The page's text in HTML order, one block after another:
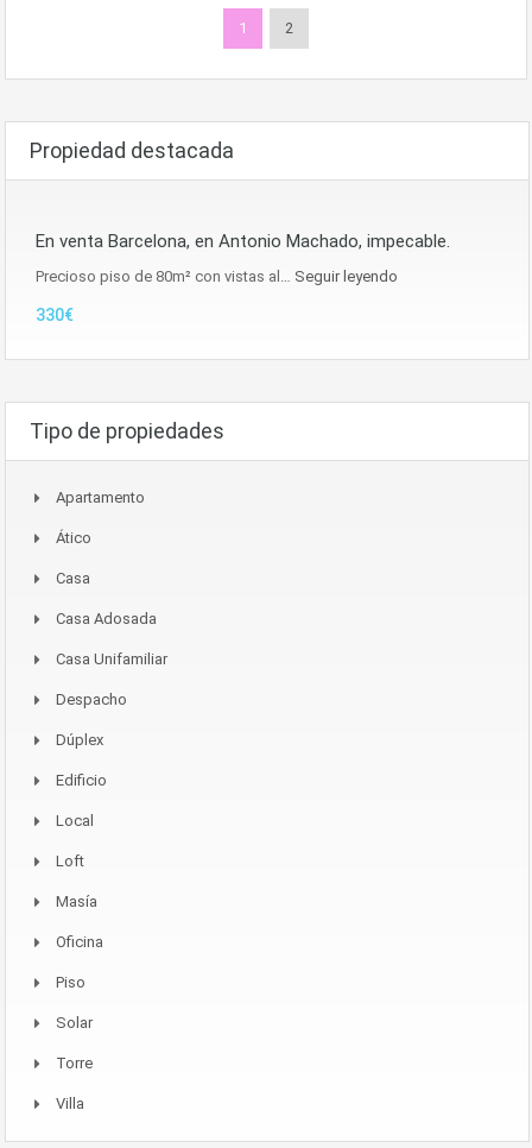
1 2
Propiedad destacada
En venta Barcelona, en Antonio Machado, impecable.
Precioso piso de 80m² con vistas al… Seguir leyendo
330€
Tipo de propiedades
Apartamento
Ático
Casa
Casa Adosada
Casa Unifamiliar
Despacho
Dúplex
Edificio
Local
Loft
Masía
Oficina
Piso
Solar
Torre
Villa